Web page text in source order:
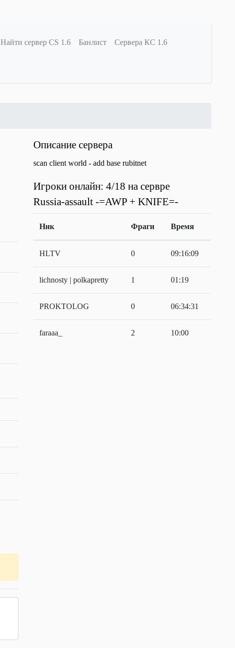
Найти сервер CS 1.6 Банлист Сервера КС 1.6
Описание сервера
scan client world - add base rubitnet
Игроки онлайн: 4/18 на сервре
Russia-assault -=AWP + KNIFE=-
Ник Фраги Время
HLTV 0 09:16:09
lichnosty | polkapretty 1 01:19
PROKTOLOG 0 06:34:31
faraaa_ 2 10:00